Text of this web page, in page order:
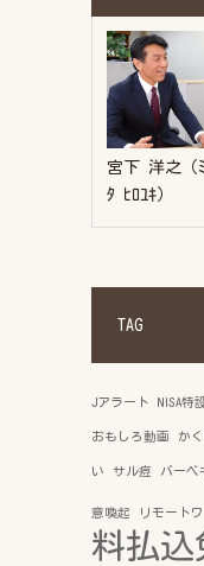
宮下 洋之（
ﾀ ﾋﾛﾕｷ）
TAG
Jアラート NISA特
おもしろ動画 か
い サル痘 バーベ
意喚起 リモート
料払込